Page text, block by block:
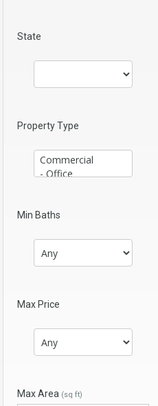
State
Property Type
Min Baths
Max Price
Max Area (sq ft)